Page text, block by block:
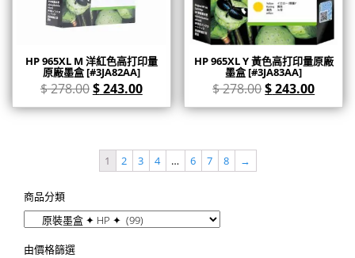
HP 965XL M 洋紅色高打印量
原廠墨盒 [#3JA82AA]
$278.00$243.00
HP 965XL Y 黃色高打印量原廠
墨盒 [#3JA83AA]
$278.00$243.00
1 2 3 4 … 6 7 8 →
商品分類
由價格篩選